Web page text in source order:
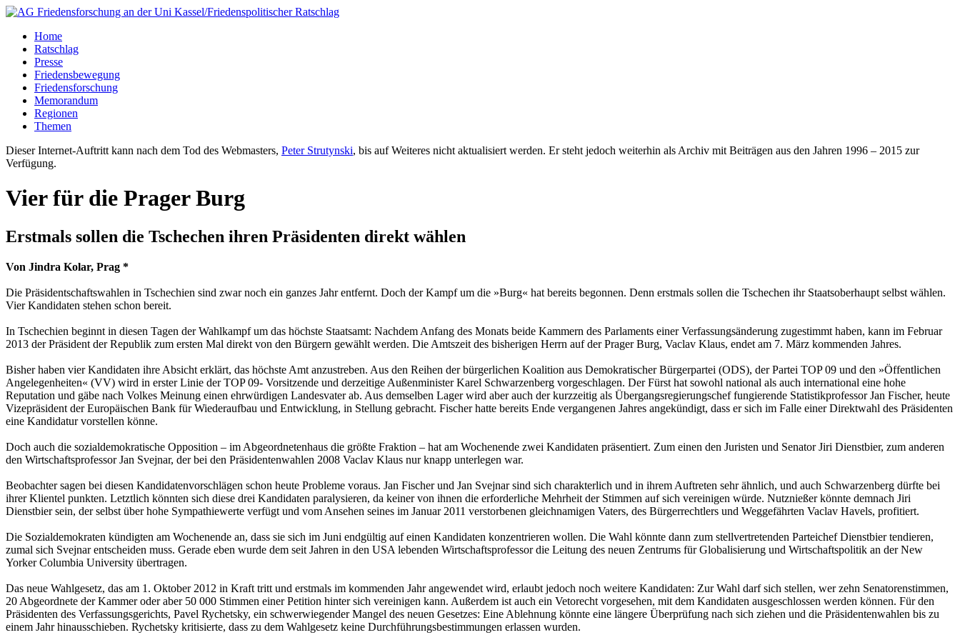
Home
Ratschlag
Presse
Friedensbewegung
Friedensforschung
Memorandum
Regionen
Themen
Dieser Internet-Auftritt kann nach dem Tod des Webmasters, Peter Strutynski, bis auf Weiteres nicht aktualisiert werden. Er steht jedoch weiterhin als Archiv mit Beiträgen aus den Jahren 1996 – 2015 zur
Verfügung.
Vier für die Prager Burg
Erstmals sollen die Tschechen ihren Präsidenten direkt wählen
Von Jindra Kolar, Prag *
Die Präsidentschaftswahlen in Tschechien sind zwar noch ein ganzes Jahr entfernt. Doch der Kampf um die »Burg« hat bereits begonnen. Denn erstmals sollen die Tschechen ihr Staatsoberhaupt selbst wählen.
Vier Kandidaten stehen schon bereit.
In Tschechien beginnt in diesen Tagen der Wahlkampf um das höchste Staatsamt: Nachdem Anfang des Monats beide Kammern des Parlaments einer Verfassungsänderung zugestimmt haben, kann im Februar
2013 der Präsident der Republik zum ersten Mal direkt von den Bürgern gewählt werden. Die Amtszeit des bisherigen Herrn auf der Prager Burg, Vaclav Klaus, endet am 7. März kommenden Jahres.
Bisher haben vier Kandidaten ihre Absicht erklärt, das höchste Amt anzustreben. Aus den Reihen der bürgerlichen Koalition aus Demokratischer Bürgerpartei (ODS), der Partei TOP 09 und den »Öffentlichen
Angelegenheiten« (VV) wird in erster Linie der TOP 09- Vorsitzende und derzeitige Außenminister Karel Schwarzenberg vorgeschlagen. Der Fürst hat sowohl national als auch international eine hohe
Reputation und gäbe nach Volkes Meinung einen ehrwürdigen Landesvater ab. Aus demselben Lager wird aber auch der kurzzeitig als Übergangsregierungschef fungierende Statistikprofessor Jan Fischer, heute
Vizepräsident der Europäischen Bank für Wiederaufbau und Entwicklung, in Stellung gebracht. Fischer hatte bereits Ende vergangenen Jahres angekündigt, dass er sich im Falle einer Direktwahl des Präsidenten
eine Kandidatur vorstellen könne.
Doch auch die sozialdemokratische Opposition – im Abgeordnetenhaus die größte Fraktion – hat am Wochenende zwei Kandidaten präsentiert. Zum einen den Juristen und Senator Jiri Dienstbier, zum anderen
den Wirtschaftsprofessor Jan Svejnar, der bei den Präsidentenwahlen 2008 Vaclav Klaus nur knapp unterlegen war.
Beobachter sagen bei diesen Kandidatenvorschlägen schon heute Probleme voraus. Jan Fischer und Jan Svejnar sind sich charakterlich und in ihrem Auftreten sehr ähnlich, und auch Schwarzenberg dürfte bei
ihrer Klientel punkten. Letztlich könnten sich diese drei Kandidaten paralysieren, da keiner von ihnen die erforderliche Mehrheit der Stimmen auf sich vereinigen würde. Nutznießer könnte demnach Jiri
Dienstbier sein, der selbst über hohe Sympathiewerte verfügt und vom Ansehen seines im Januar 2011 verstorbenen gleichnamigen Vaters, des Bürgerrechtlers und Weggefährten Vaclav Havels, profitiert.
Die Sozialdemokraten kündigten am Wochenende an, dass sie sich im Juni endgültig auf einen Kandidaten konzentrieren wollen. Die Wahl könnte dann zum stellvertretenden Parteichef Dienstbier tendieren,
zumal sich Svejnar entscheiden muss. Gerade eben wurde dem seit Jahren in den USA lebenden Wirtschaftsprofessor die Leitung des neuen Zentrums für Globalisierung und Wirtschaftspolitik an der New
Yorker Columbia University übertragen.
Das neue Wahlgesetz, das am 1. Oktober 2012 in Kraft tritt und erstmals im kommenden Jahr angewendet wird, erlaubt jedoch noch weitere Kandidaten: Zur Wahl darf sich stellen, wer zehn Senatorenstimmen,
20 Abgeordnete der Kammer oder aber 50 000 Stimmen einer Petition hinter sich vereinigen kann. Außerdem ist auch ein Vetorecht vorgesehen, mit dem Kandidaten ausgeschlossen werden können. Für den
Präsidenten des Verfassungsgerichts, Pavel Rychetsky, ein schwerwiegender Mangel des neuen Gesetzes: Eine Ablehnung könnte eine längere Überprüfung nach sich ziehen und die Präsidentenwahlen bis zu
einem Jahr hinausschieben. Rychetsky kritisierte, dass zu dem Wahlgesetz keine Durchführungsbestimmungen erlassen wurden.